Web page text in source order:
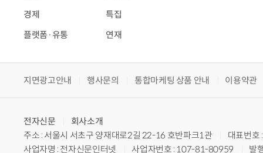
경제
플랫폼·유통
특집
연재
지면광고안내 행사문의 통합마케팅 상품 안내 이용약관
전자신문
회사소개
주소 : 서울시 서초구 양재대로2길 22-16 호반파크1관
대표번
사업자명 : 전자신문인터넷
사업자번호 : 107-81-80959
발